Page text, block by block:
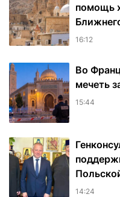
помощь
16:12
Во
мечеть
15:44
14:24